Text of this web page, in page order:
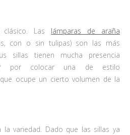
Las lámparas de araña
con o sin tulipas) son las más
sillas tienen mucha presencia
por colocar una de estilo
ocupe un cierto volumen de la
variedad. Dado que las sillas ya